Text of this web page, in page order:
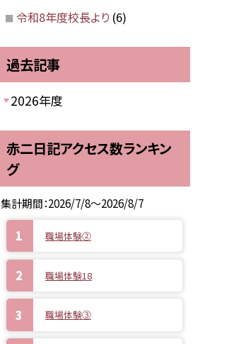
令和8年度校長より (6)
過去記事
2026年度
赤二日記アクセス数ランキン
グ
集計期間：2026/7/8～2026/8/7
職場体験②
職場体験18
職場体験③